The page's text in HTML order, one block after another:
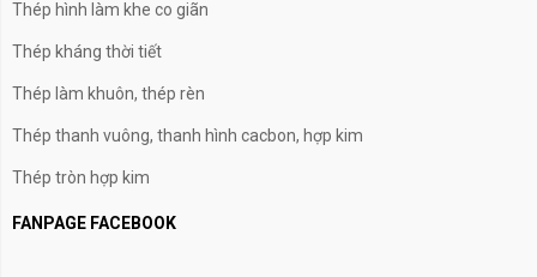
Thép hình làm khe co giãn
Thép kháng thời tiết
Thép làm khuôn, thép rèn
Thép thanh vuông, thanh hình cacbon, hợp kim
Thép tròn hợp kim
FANPAGE FACEBOOK